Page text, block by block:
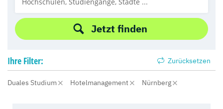
Jetzt finden
Ihre Filter: Zurücksetzen
Duales Studium Hotelmanagement Nürnberg